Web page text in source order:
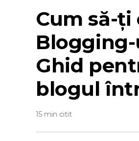
Cum să-
Ghid
blogul
15 min citit